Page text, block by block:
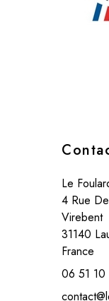
Le
4 Rue
Virebent
31140
France
06 51 10